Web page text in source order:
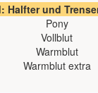
Halfter und
Pony
Vollblut
Warmblut
Warmblut extra